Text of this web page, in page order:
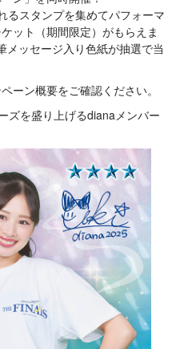
るスタンプを集めてパフォーマ
ット（期間限定）がもらえま
ッセージ入り色紙が抽選で当
ーン概要をご確認ください。
ズを盛り上げるdianaメンバー